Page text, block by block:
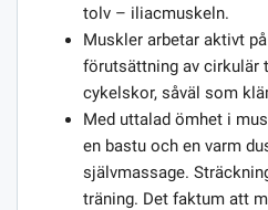
tolv – iliacmuskeln.
Muskler arbetar aktivt
förutsättning av cirkulär
cykelskor, såväl som
Med uttalad ömhet i
en bastu och en varm
självmassage.
träning. Det faktum att